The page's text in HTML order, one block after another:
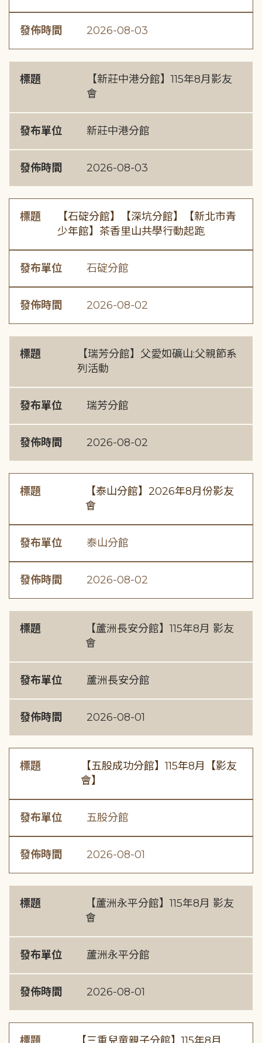
發佈時間 2026-08-03
標題
【新莊中港分館】115年8月影友
會
發布單位 新莊中港分館
發佈時間 2026-08-03
標題
【石碇分館】【深坑分館】【新北市青
少年館】茶香里山共學行動起跑
發布單位 石碇分館
發佈時間 2026-08-02
標題
【瑞芳分館】父愛如礦山:父親節系
列活動
發布單位 瑞芳分館
發佈時間 2026-08-02
標題
【泰山分館】2026年8月份影友
會
發布單位 泰山分館
發佈時間 2026-08-02
標題
【蘆洲長安分館】115年8月 影友
會
發布單位 蘆洲長安分館
發佈時間 2026-08-01
標題
【五股成功分館】115年8月【影友
會】
發布單位 五股分館
發佈時間 2026-08-01
標題
【蘆洲永平分館】115年8月 影友
會
發布單位 蘆洲永平分館
發佈時間 2026-08-01